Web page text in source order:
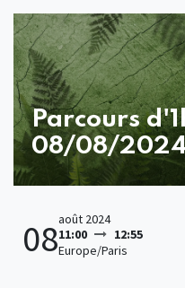
Parcours
08/08/2024
08août 2024
11:00
12:55
Europe/Paris